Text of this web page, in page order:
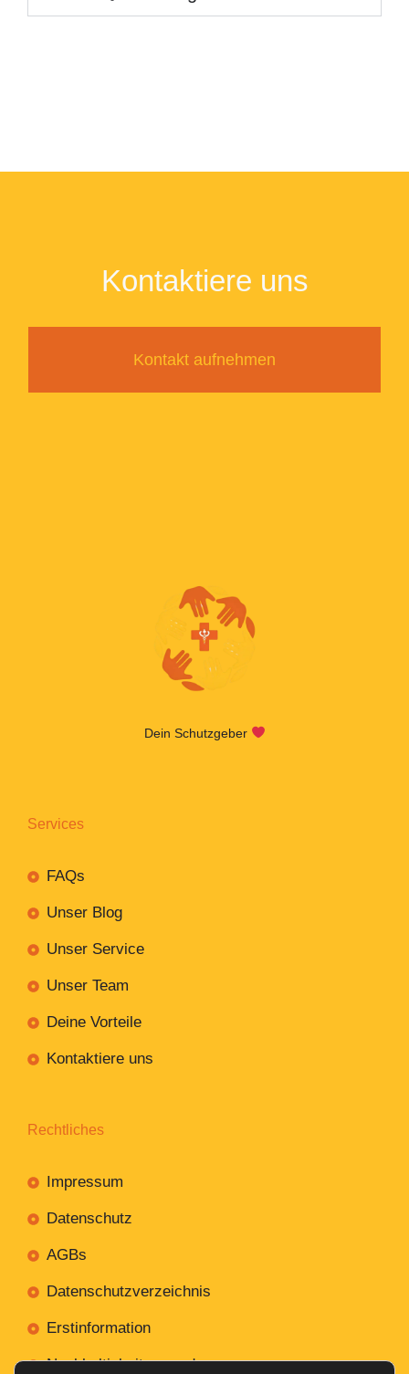
Kontaktiere uns
Kontakt aufnehmen
Dein Schutzgeber
Services
FAQs
Unser Blog
Unser Service
Unser Team
Deine Vorteile
Kontaktiere uns
Rechtliches
Impressum
Datenschutz
AGBs
Datenschutzverzeichnis
Erstinformation
Nachhaltigkeitsverordnung